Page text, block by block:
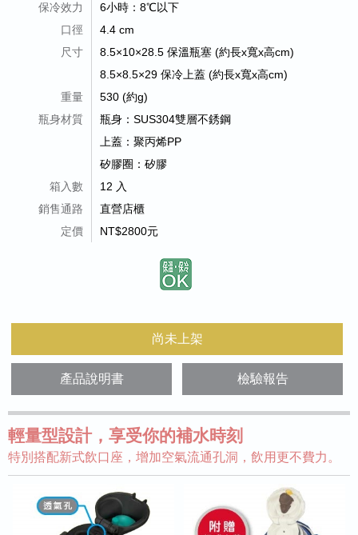
保冷效力
6小時：8℃以下
口徑
4.4 cm
尺寸
8.5×10×28.5 保溫瓶塞 (約長x寬x高cm)
8.5×8.5×29 保冷上蓋 (約長x寬x高cm)
重量
530 (約g)
瓶身材質
瓶身：SUS304雙層不銹鋼
上蓋：聚丙烯PP
矽膠圈：矽膠
箱入數
12 入
銷售通路
直營店櫃
定價
NT$2800元
尚未上架
產品說明書 檢驗報告
輕量型設計，享受你的補水時刻
特別搭配新式飲口座，增加空氣流通孔洞，飲用更不費力。